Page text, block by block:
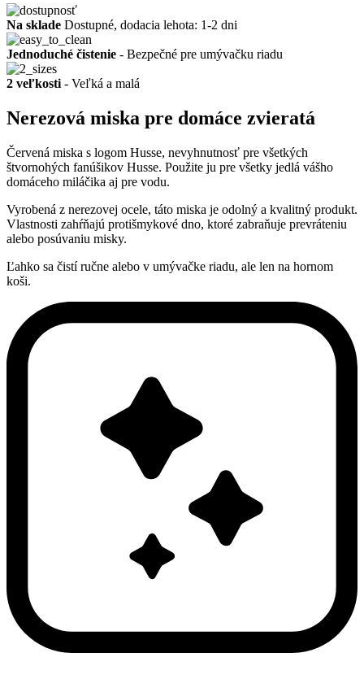
Na sklade Dostupné, dodacia lehota: 1-2 dni
Jednoduché čistenie - Bezpečné pre umývačku riadu
2 veľkosti - Veľká a malá
Nerezová miska pre domáce zvieratá
Červená miska s logom Husse, nevyhnutnosť pre všetkých
štvornohých fanúšikov Husse. Použite ju pre všetky jedlá vášho
domáceho miláčika aj pre vodu.
Vyrobená z nerezovej ocele, táto miska je odolný a kvalitný produkt.
Vlastnosti zahŕňajú protišmykové dno, ktoré zabraňuje prevráteniu
alebo posúvaniu misky.
Ľahko sa čistí ručne alebo v umývačke riadu, ale len na hornom
koši.